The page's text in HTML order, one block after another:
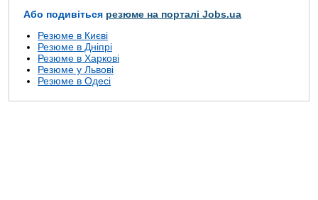
Або подивіться резюме на порталі Jobs.ua
Резюме в Києві
Резюме в Дніпрі
Резюме в Харкові
Резюме у Львові
Резюме в Одесі